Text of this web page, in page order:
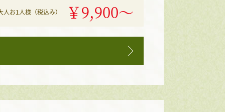
お1人様（税込み） ￥9,900〜